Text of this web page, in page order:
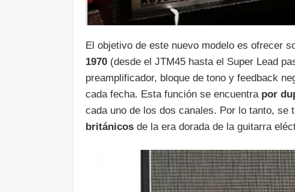
El objetivo de este nuevo modelo es ofrecer
1970 (desde el JTM45 hasta el Super Lead
preamplificador, bloque de tono y feedback
cada fecha. Esta función se encuentra por
cada uno de los dos canales. Por lo tanto, se
británicos de la era dorada de la guitarra